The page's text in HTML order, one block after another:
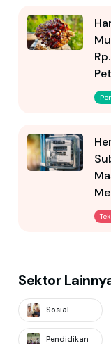
Sektor
Sosial
Pendidikan